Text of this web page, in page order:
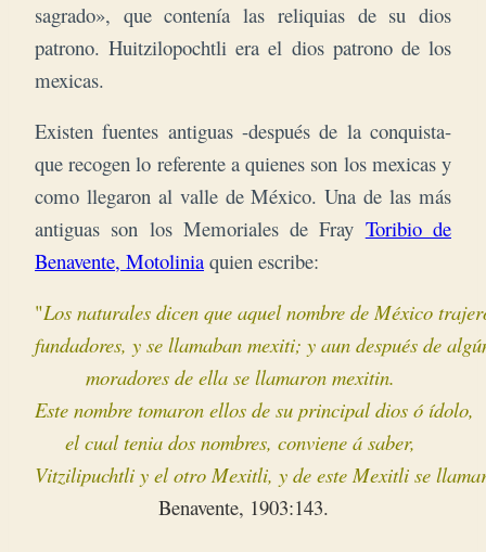
sagrado», que contenía las reliquias de su dios
patrono. Huitzilopochtli era el dios patrono de los
mexicas.
Existen fuentes antiguas -después de la conquista-
que recogen lo referente a quienes son los mexicas y
como llegaron al valle de México. Una de las más
antiguas son los Memoriales de Fray Toribio de
Benavente, Motolinia quien escribe:
"Los naturales dicen que aquel nombre de México
fundadores, y se llamaban mexiti; y aun después de
moradores de ella se llamaron mexitin.
Este nombre tomaron ellos de su principal dios ó ídolo,
el cual tenia dos nombres, conviene á saber,
Vitzilipuchtli y el otro Mexitli, y de este Mexitli se
Benavente, 1903:143.